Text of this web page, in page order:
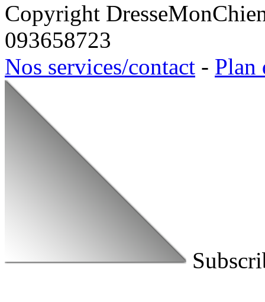
Copyright
093658723
Nos services/contact - Plan